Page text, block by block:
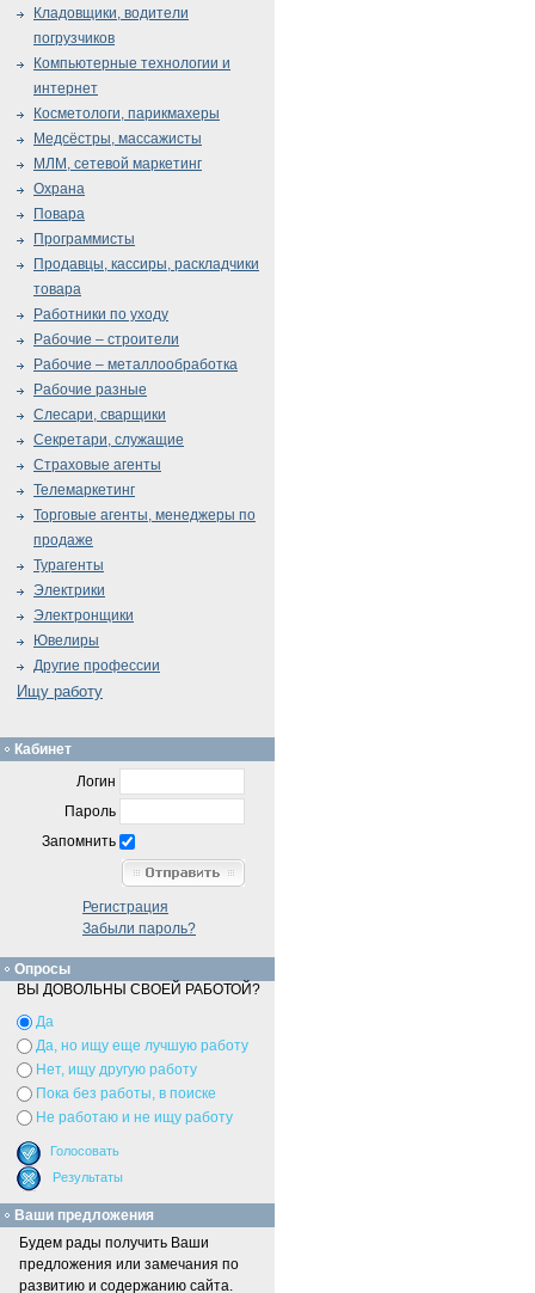
Кладовщики, водители
погрузчиков
Компьютерные технологии и
интернет
Косметологи, парикмахеры
Медсёстры, массажисты
МЛМ, сетевой маркетинг
Охрана
Повара
Программисты
Продавцы, кассиры, раскладчики
товара
Работники по уходу
Рабочие – строители
Рабочие – металлообработка
Рабочие разные
Слесари, сварщики
Секретари, служащие
Страховые агенты
Телемаркетинг
Торговые агенты, менеджеры по
продаже
Турагенты
Электрики
Электронщики
Ювелиры
Другие профессии
Ищу работу
Кабинет
Логин
Пароль
Запомнить
Регистрация
Забыли пароль?
Опросы
ВЫ ДОВОЛЬНЫ СВОЕЙ РАБОТОЙ?
Да
Да, но ищу еще лучшую работу
Нет, ищу другую работу
Пока без работы, в поиске
Не работаю и не ищу работу
Ваши предложения
Будем рады получить Ваши
предложения или замечания по
развитию и содержанию сайта.